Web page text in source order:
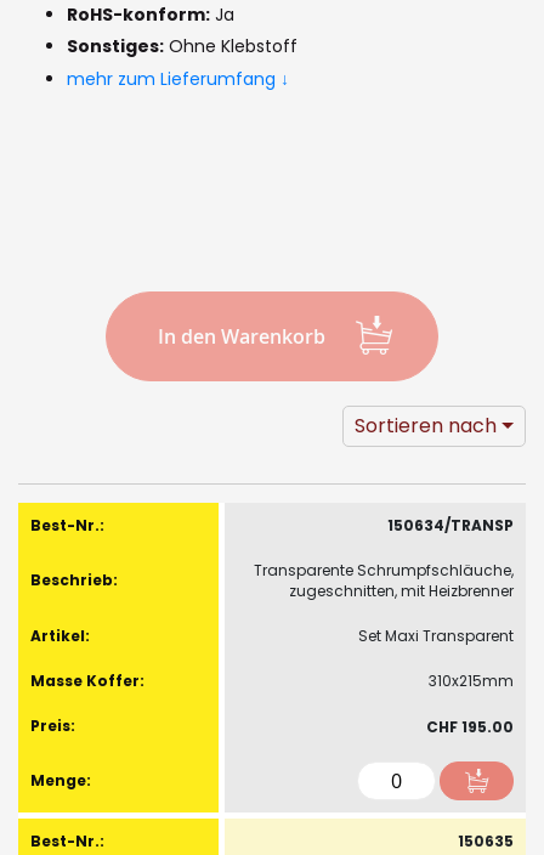
RoHS-konform: Ja
Sonstiges: Ohne Klebstoff
mehr zum Lieferumfang ↓
In den Warenkorb
Sortieren nach
Produkte
Artikel
150634/TRANSP
Transparente Schrumpfschläuche,
zugeschnitten, mit Heizbrenner
Set Maxi Transparent
310x215mm
CHF 195.00
150635